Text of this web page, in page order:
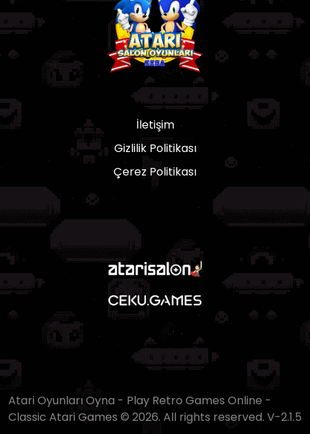
İletişim
Gizlilik Politikası
Çerez Politikası
Atari Oyunları Oyna - Play Retro Games Online -
Classic Atari Games © 2026. All rights reserved. V-2.1.5